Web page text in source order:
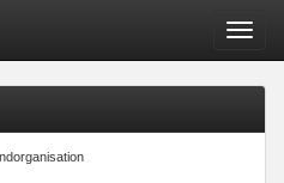
Öffne